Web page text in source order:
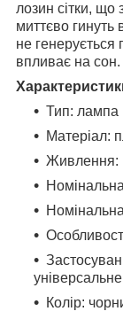
лозин сітки, що
миттєво гинуть
не генерується
впливає на сон.
Тип: лампа
Матеріал:
Живлення:
Колір: